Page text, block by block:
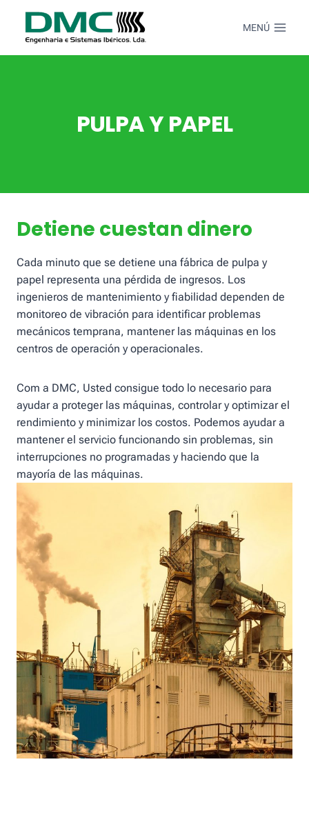
Contenido
MENÚ
PULPA Y PAPEL
Detiene cuestan dinero
Cada minuto que se detiene una fábrica de pulpa y
papel representa una pérdida de ingresos. Los
ingenieros de mantenimiento y fiabilidad dependen de
monitoreo de vibración para identificar problemas
mecánicos temprana, mantener las máquinas en los
centros de operación y operacionales.
Com a DMC, Usted consigue todo lo necesario para
ayudar a proteger las máquinas, controlar y optimizar el
rendimiento y minimizar los costos. Podemos ayudar a
mantener el servicio funcionando sin problemas, sin
interrupciones no programadas y haciendo que la
mayoría de las máquinas.